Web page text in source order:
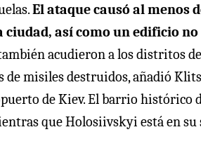
El ataque causó al menos
así como un edificio
acudieron a los distritos
misiles destruidos, añadió
de Kiev. El barrio histórico
que Holosiivskyi está en su